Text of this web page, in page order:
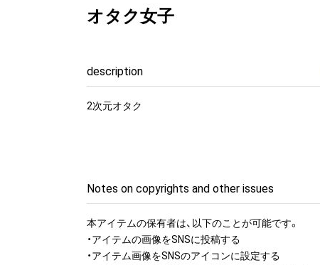
オタク女子
description
2次元オタク
Notes on copyrights and other issues
本アイテムの保有者は、以下のことが可能です。
・アイテムの画像をSNSに投稿する
・アイテム画像をSNSのアイコンに設定する